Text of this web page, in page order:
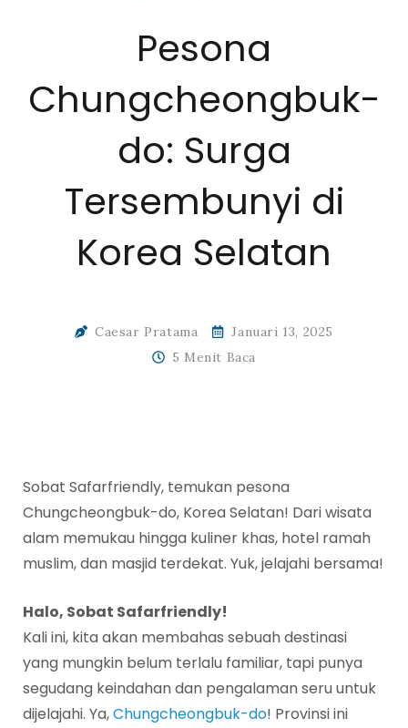
Pesona
Chungcheongbuk-
do: Surga
Tersembunyi di
Korea Selatan
Caesar Pratama
Januari 13, 2025
5 Menit Baca
Sobat Safarfriendly, temukan pesona
Chungcheongbuk-do, Korea Selatan! Dari wisata
alam memukau hingga kuliner khas, hotel ramah
muslim, dan masjid terdekat. Yuk, jelajahi bersama!
Halo, Sobat Safarfriendly!
Kali ini, kita akan membahas sebuah destinasi
yang mungkin belum terlalu familiar, tapi punya
segudang keindahan dan pengalaman seru untuk
dijelajahi. Ya,Chungcheongbuk-do! Provinsi ini